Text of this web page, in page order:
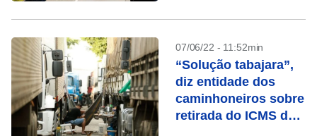
07/06/22 - 11:52min
“Solução tabajara”,
diz entidade dos
caminhoneiros sobre
retirada do ICMS dos